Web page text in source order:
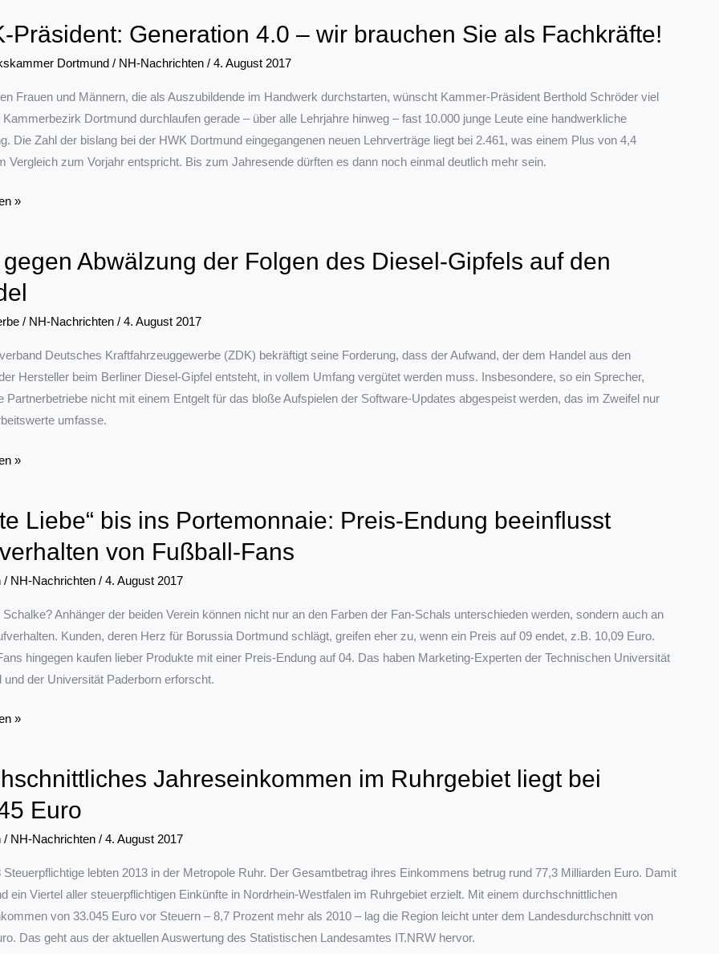
Präsident: Generation 4.0 – wir brauchen Sie als Fachkräfte!
Dortmund/ NH-Nachrichten / 4. August 2017
Frauen und Männern, die als Auszubildende im Handwerk durchstarten, wünscht Kammer-Präsident Berthold Schröder viel
Kammerbezirk Dortmund durchlaufen gerade – über alle Lehrjahre hinweg – fast 10.000 junge Leute eine handwerkliche
Die Zahl der bislang bei der HWK Dortmund eingegangenen neuen Lehrverträge liegt bei 2.461, was einem Plus von 4,4
Vergleich zum Vorjahr entspricht. Bis zum Jahresende dürften es dann noch einmal deutlich mehr sein.
»
Abwälzung der Folgen des Diesel-Gipfels auf den
/ NH-Nachrichten / 4. August 2017
Deutsches Kraftfahrzeuggewerbe (ZDK) bekräftigt seine Forderung, dass der Aufwand, der dem Handel aus den
Hersteller beim Berliner Diesel-Gipfel entsteht, in vollem Umfang vergütet werden muss. Insbesondere, so ein Sprecher,
Partnerbetriebe nicht mit einem Entgelt für das bloße Aufspielen der Software-Updates abgespeist werden, das im Zweifel nur
umfasse.
»
Liebe“ bis ins Portemonnaie: Preis-Endung beeinflusst
von Fußball-Fans
/ NH-Nachrichten / 4. August 2017
Schalke? Anhänger der beiden Verein können nicht nur an den Farben der Fan-Schals unterschieden werden, sondern auch an
Kunden, deren Herz für Borussia Dortmund schlägt, greifen eher zu, wenn ein Preis auf 09 endet, z.B. 10,09 Euro.
hingegen kaufen lieber Produkte mit einer Preis-Endung auf 04. Das haben Marketing-Experten der Technischen Universität
und der Universität Paderborn erforscht.
»
Jahreseinkommen im Ruhrgebiet liegt bei
Euro
/ NH-Nachrichten / 4. August 2017
Steuerpflichtige lebten 2013 in der Metropole Ruhr. Der Gesamtbetrag ihres Einkommens betrug rund 77,3 Milliarden Euro. Damit
ein Viertel aller steuerpflichtigen Einkünfte in Nordrhein-Westfalen im Ruhrgebiet erzielt. Mit einem durchschnittlichen
von 33.045 Euro vor Steuern – 8,7 Prozent mehr als 2010 – lag die Region leicht unter dem Landesdurchschnitt von
Das geht aus der aktuellen Auswertung des Statistischen Landesamtes IT.NRW hervor.